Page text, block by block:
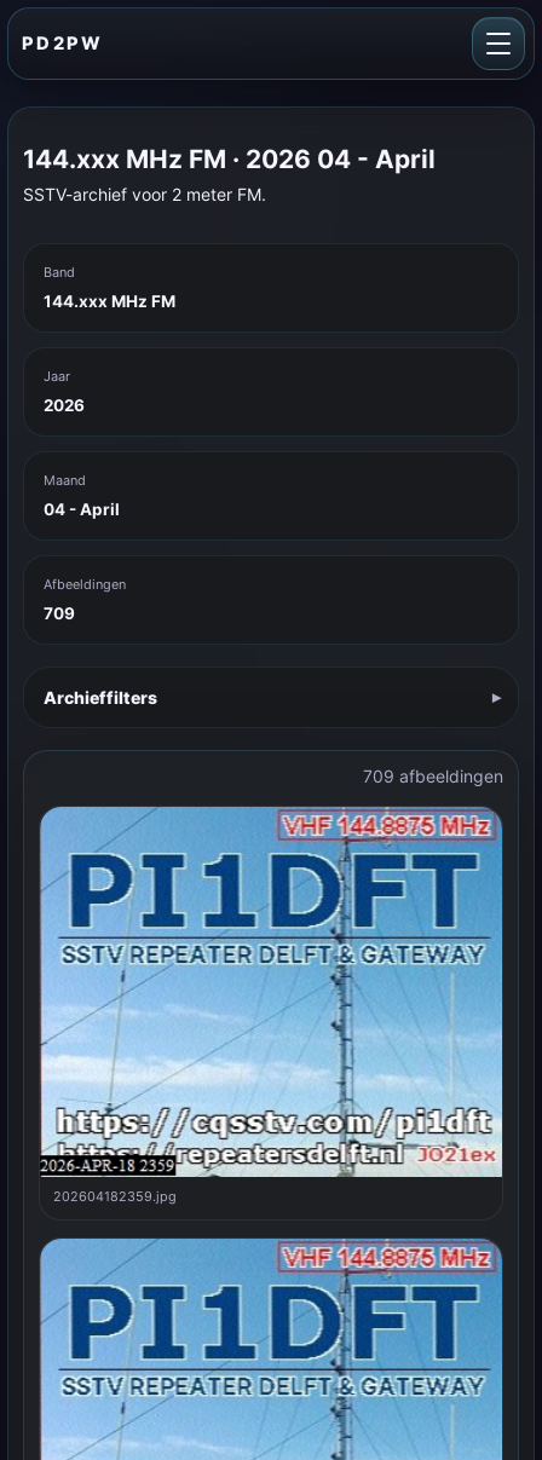
PD2PW
144.xxx MHz FM · 2026 04 - April
SSTV-archief voor 2 meter FM.
Band
144.xxx MHz FM
Jaar
2026
Maand
04 - April
Afbeeldingen
709
Archieffilters
709 afbeeldingen
202604182359.jpg